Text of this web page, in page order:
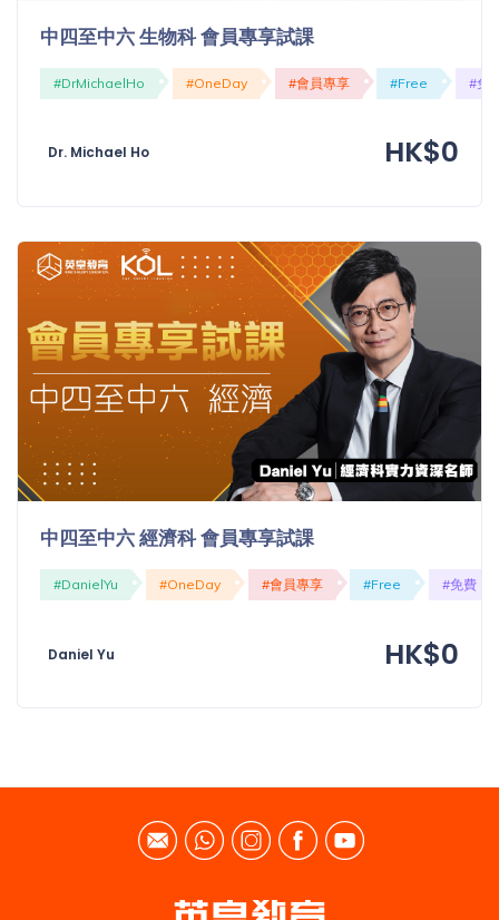
中四至中六 生物科 會員專享試課
#DrMichaelHo #OneDay #會員專享 #Free #免
Dr. Michael Ho HK$0
中四至中六 經濟科 會員專享試課
#DanielYu #OneDay #會員專享 #Free #免費
Daniel Yu HK$0